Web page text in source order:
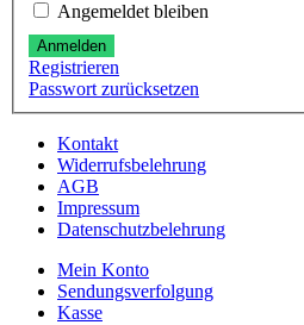
Angemeldet bleiben
Anmelden
Registrieren
Passwort zurücksetzen
Kontakt
Widerrufsbelehrung
AGB
Impressum
Datenschutzbelehrung
Mein Konto
Sendungsverfolgung
Kasse